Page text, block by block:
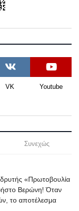
VK Youtube
Συνεχώς
«Πρωτοβουλία
Βερώνη! Όταν
το αποτέλεσμα